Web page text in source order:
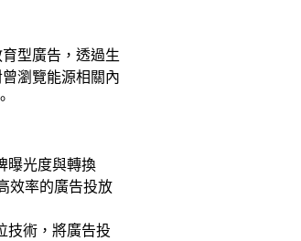
型廣告，透過生
瀏覽能源相關內
曝光度與轉換
效率的廣告投放
技術，將廣告投